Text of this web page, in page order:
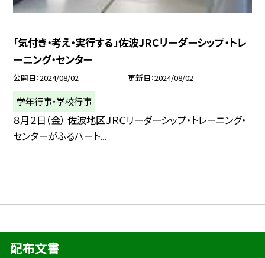
「気付き・考え・実行する」佐波JRCリーダーシップ・トレ
ーニング・センター
公開日 2024/08/02 更新日 2024/08/02
学年行事・学校行事
８月２日（金） 佐波地区ＪＲＣリーダーシップ・トレーニング・
センターがふるハート...
配布文書